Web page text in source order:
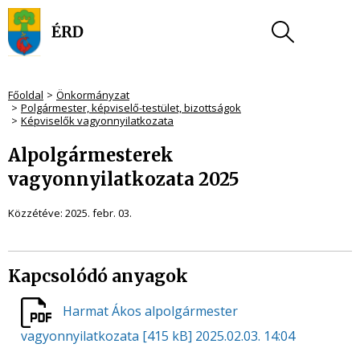
Főoldal
Önkormányzat
Polgármester, képviselő-testület, bizottságok
Képviselők vagyonnyilatkozata
Alpolgármesterek
vagyonnyilatkozata 2025
Közzétéve: 2025. febr. 03.
Kapcsolódó anyagok
Harmat Ákos alpolgármester
vagyonnyilatkozata [415 kB] 2025.02.03. 14:04